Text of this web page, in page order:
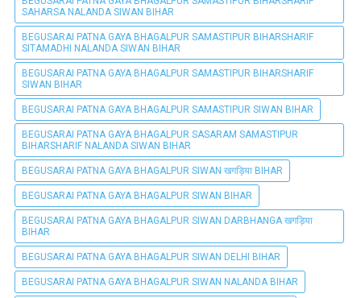
SAHARSA NALANDA SIWAN BIHAR
BEGUSARAI PATNA GAYA BHAGALPUR SAMASTIPUR BIHARSHARIF
SITAMADHI NALANDA SIWAN BIHAR
BEGUSARAI PATNA GAYA BHAGALPUR SAMASTIPUR BIHARSHARIF
SIWAN BIHAR
BEGUSARAI PATNA GAYA BHAGALPUR SAMASTIPUR SIWAN BIHAR
BEGUSARAI PATNA GAYA BHAGALPUR SASARAM SAMASTIPUR
BIHARSHARIF NALANDA SIWAN BIHAR
BEGUSARAI PATNA GAYA BHAGALPUR SIWAN खगड़िया BIHAR
BEGUSARAI PATNA GAYA BHAGALPUR SIWAN BIHAR
BEGUSARAI PATNA GAYA BHAGALPUR SIWAN DARBHANGA खगड़िया
BIHAR
BEGUSARAI PATNA GAYA BHAGALPUR SIWAN DELHI BIHAR
BEGUSARAI PATNA GAYA BHAGALPUR SIWAN NALANDA BIHAR